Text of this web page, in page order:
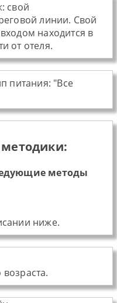
: свой
линии. Свой
находится в
от отеля.
питания: "Все
методы
ниже.